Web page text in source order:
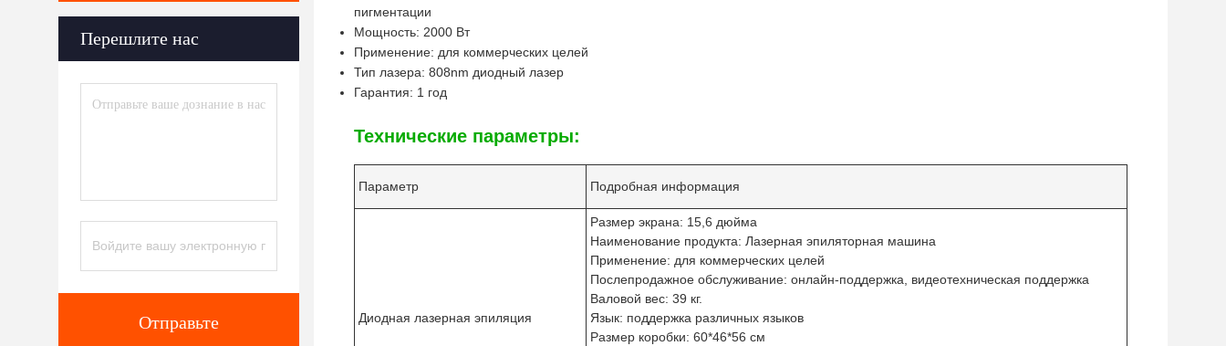
Перешлите нас
Отправьте
пигментации
Мощность: 2000 Вт
Применение: для коммерческих целей
Тип лазера: 808nm диодный лазер
Гарантия: 1 год
Технические параметры:
Параметр Подробная информация
Диодная лазерная эпиляция
Размер экрана: 15,6 дюйма
Наименование продукта: Лазерная эпиляторная машина
Применение: для коммерческих целей
Послепродажное обслуживание: онлайн-поддержка, видеотехническая поддержка
Валовой вес: 39 кг.
Язык: поддержка различных языков
Размер коробки: 60*46*56 см